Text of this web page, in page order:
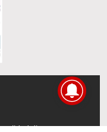
directamente en